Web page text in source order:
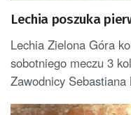
Lechia poszuka
Lechia Zielona Góra
sobotniego meczu 3
Zawodnicy